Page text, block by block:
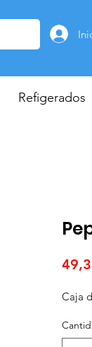
Refigerados
Caja